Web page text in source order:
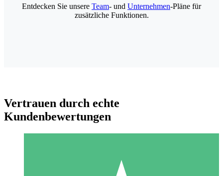
Entdecken Sie unsere Team- und Unternehmen-Pläne für
zusätzliche Funktionen.
Vertrauen durch echte
Kundenbewertungen